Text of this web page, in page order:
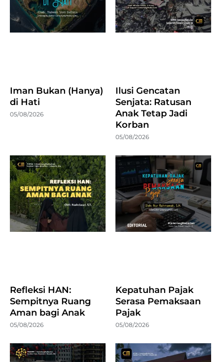
Iman Bukan (Hanya)
di Hati
05/08/2026
Ilusi Gencatan
Senjata: Ratusan
Anak Tetap Jadi
Korban
05/08/2026
Refleksi HAN:
Sempitnya Ruang
Aman bagi Anak
05/08/2026
Kepatuhan Pajak
Serasa Pemaksaan
Pajak
05/08/2026